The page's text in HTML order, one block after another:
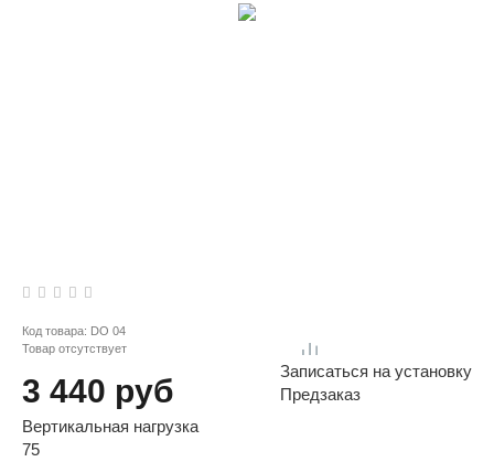
Код товара: DO 04
Товар отсутствует
3 440 руб
Записаться на установку
Предзаказ
Вертикальная нагрузка
75